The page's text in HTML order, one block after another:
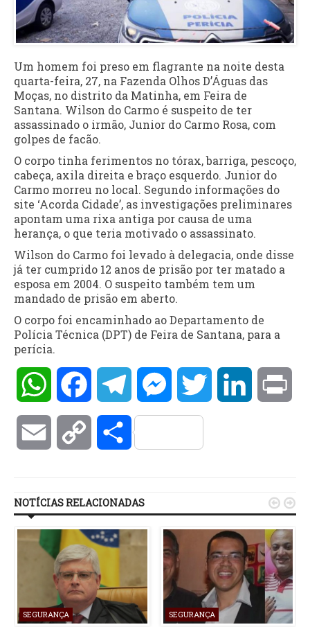
Um homem foi preso em flagrante na noite desta
quarta-feira, 27, na Fazenda Olhos D’Águas das
Moças, no distrito da Matinha, em Feira de
Santana. Wilson do Carmo é suspeito de ter
assassinado o irmão, Junior do Carmo Rosa, com
golpes de facão.
O corpo tinha ferimentos no tórax, barriga, pescoço,
cabeça, axila direita e braço esquerdo. Junior do
Carmo morreu no local. Segundo informações do
site ‘Acorda Cidade’, as investigações preliminares
apontam uma rixa antiga por causa de uma
herança, o que teria motivado o assassinato.
Wilson do Carmo foi levado à delegacia, onde disse
já ter cumprido 12 anos de prisão por ter matado a
esposa em 2004. O suspeito também tem um
mandado de prisão em aberto.
O corpo foi encaminhado ao Departamento de
Polícia Técnica (DPT) de Feira de Santana, para a
perícia.
WhatsAppFacebookTelegramMessengerTwitter LinkedIn
Email Copy Compartilhar
NOTÍCIAS RELACIONADAS
SEGURANÇA SEGURANÇA
 